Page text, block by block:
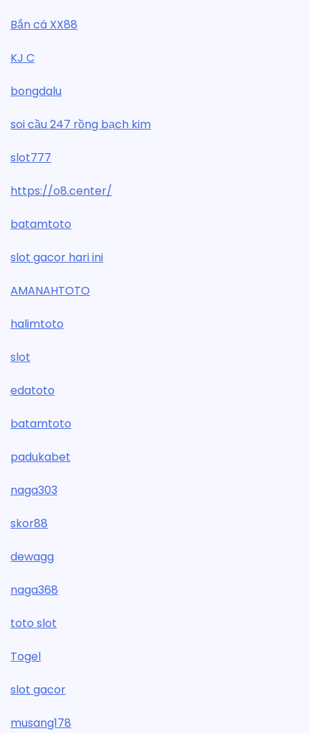
Bắn cá XX88
KJ C
bongdalu
soi cầu 247 rồng bạch kim
slot777
https://o8.center/
batamtoto
slot gacor hari ini
AMANAHTOTO
halimtoto
slot
edatoto
batamtoto
padukabet
naga303
skor88
dewagg
naga368
toto slot
Togel
slot gacor
musang178